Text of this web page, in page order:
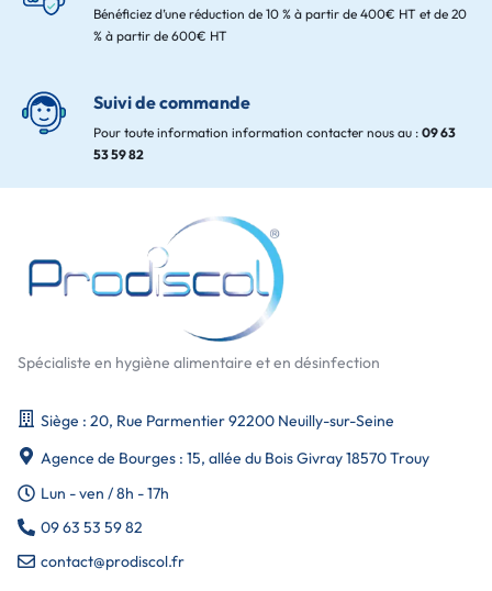
Bénéficiez d’une réduction de 10 % à partir de 400€ HT et de 20
% à partir de 600€ HT
Suivi de commande
Pour toute information information contacter nous au : 09 63
53 59 82
Spécialiste en hygiène alimentaire et en désinfection
Siège : 20, Rue Parmentier 92200 Neuilly-sur-Seine
Agence de Bourges : 15, allée du Bois Givray 18570 Trouy
Lun - ven / 8h - 17h
09 63 53 59 82
contact@prodiscol.fr